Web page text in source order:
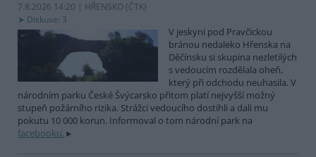
7.8.2026 14:20 | HŘENSKO (ČTK)
Diskuse: 3
V jeskyni pod Pravčickou
bránou nedaleko Hřenska na
Děčínsku si skupina nezletilých
s vedoucím rozdělala oheň,
který při odchodu neuhasila. V
národním parku České Švýcarsko přitom platí nejvyšší možný
stupeň požárního rizika. Strážci vedoucího dostihli a dali mu
pokutu 10 000 korun. Informoval o tom národní park na
facebooku.